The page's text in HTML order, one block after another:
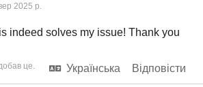
2025 р.
indeed solves my issue! Thank you
Українська
Відповісти
це.